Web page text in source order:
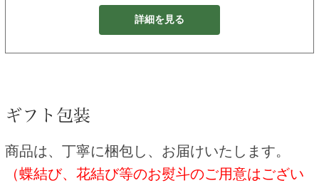
詳細を見る
商品は、丁寧に梱包し、お届けいたします。
（蝶結び、花結び等のお熨斗のご用意はござい